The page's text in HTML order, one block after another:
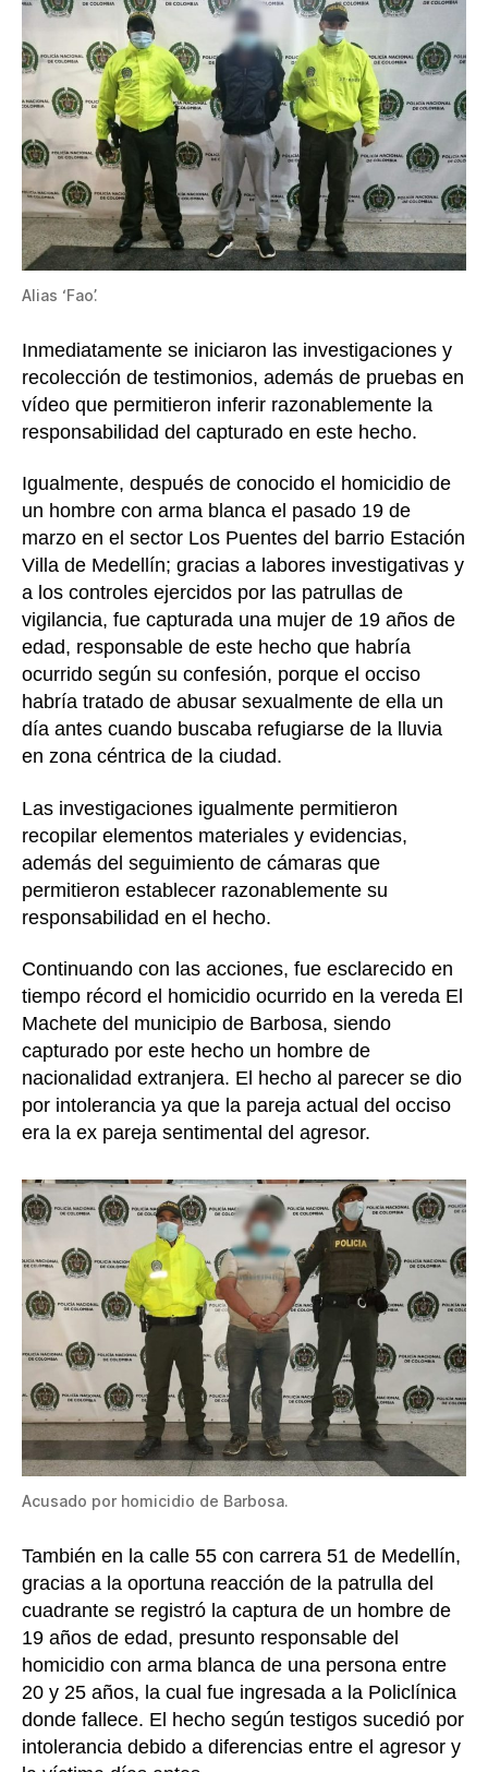
Alias ‘Fao’.
Inmediatamente se iniciaron las investigaciones y
recolección de testimonios, además de pruebas en
vídeo que permitieron inferir razonablemente la
responsabilidad del capturado en este hecho.
Igualmente, después de conocido el homicidio de
un hombre con arma blanca el pasado 19 de
marzo en el sector Los Puentes del barrio Estación
Villa de Medellín; gracias a labores investigativas y
a los controles ejercidos por las patrullas de
vigilancia, fue capturada una mujer de 19 años de
edad, responsable de este hecho que habría
ocurrido según su confesión, porque el occiso
habría tratado de abusar sexualmente de ella un
día antes cuando buscaba refugiarse de la lluvia
en zona céntrica de la ciudad.
Las investigaciones igualmente permitieron
recopilar elementos materiales y evidencias,
además del seguimiento de cámaras que
permitieron establecer razonablemente su
responsabilidad en el hecho.
Continuando con las acciones, fue esclarecido en
tiempo récord el homicidio ocurrido en la vereda El
Machete del municipio de Barbosa, siendo
capturado por este hecho un hombre de
nacionalidad extranjera. El hecho al parecer se dio
por intolerancia ya que la pareja actual del occiso
era la ex pareja sentimental del agresor.
Acusado por homicidio de Barbosa.
También en la calle 55 con carrera 51 de Medellín,
gracias a la oportuna reacción de la patrulla del
cuadrante se registró la captura de un hombre de
19 años de edad, presunto responsable del
homicidio con arma blanca de una persona entre
20 y 25 años, la cual fue ingresada a la Policlínica
donde fallece. El hecho según testigos sucedió por
intolerancia debido a diferencias entre el agresor y